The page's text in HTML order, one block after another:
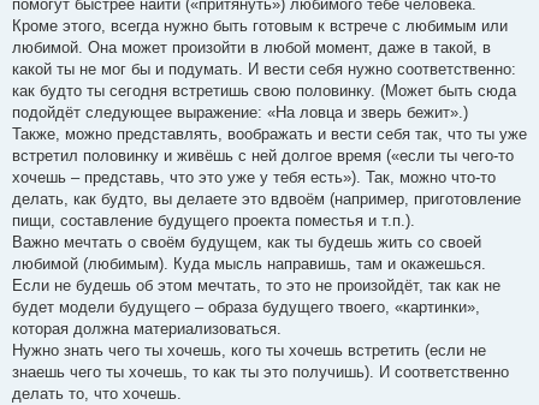
помогут быстрее найти («притянуть») любимого тебе человека.
Кроме этого, всегда нужно быть готовым к встрече с любимым или
любимой. Она может произойти в любой момент, даже в такой, в
какой ты не мог бы и подумать. И вести себя нужно соответственно:
как будто ты сегодня встретишь свою половинку. (Может быть сюда
подойдёт следующее выражение: «На ловца и зверь бежит».)
Также, можно представлять, воображать и вести себя так, что ты уже
встретил половинку и живёшь с ней долгое время («если ты чего-то
хочешь – представь, что это уже у тебя есть»). Так, можно что-то
делать, как будто, вы делаете это вдвоём (например, приготовление
пищи, составление будущего проекта поместья и т.п.).
Важно мечтать о своём будущем, как ты будешь жить со своей
любимой (любимым). Куда мысль направишь, там и окажешься.
Если не будешь об этом мечтать, то это не произойдёт, так как не
будет модели будущего – образа будущего твоего, «картинки»,
которая должна материализоваться.
Нужно знать чего ты хочешь, кого ты хочешь встретить (если не
знаешь чего ты хочешь, то как ты это получишь). И соответственно
делать то, что хочешь.